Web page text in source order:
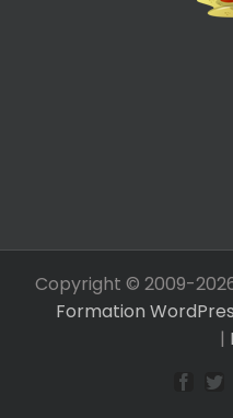
Copyright © 2009-
Formation
|